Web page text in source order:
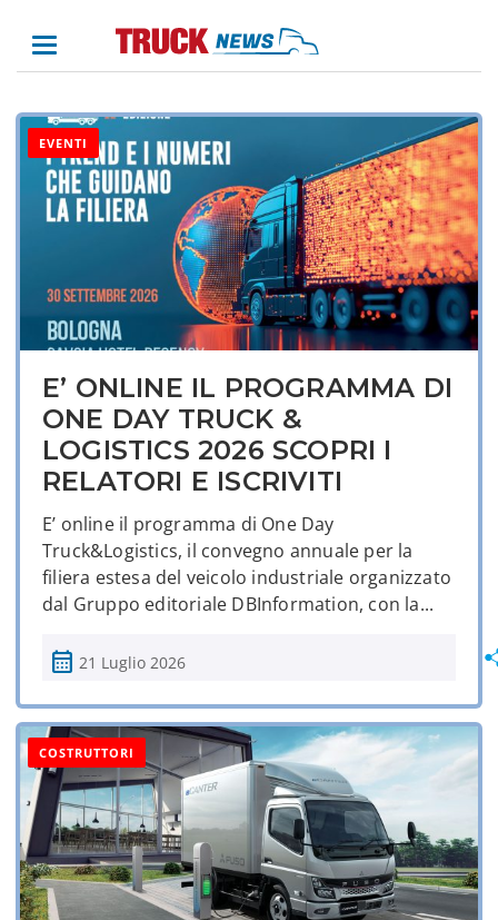
EVENTI
E’ ONLINE IL PROGRAMMA DI
ONE DAY TRUCK &
LOGISTICS 2026 SCOPRI I
RELATORI E ISCRIVITI
E’ online il programma di One Day
Truck&Logistics, il convegno annuale per la
filiera estesa del veicolo industriale organizzato
dal Gruppo editoriale DBInformation, con la...
calendar_month 21 Luglio 2026
COSTRUTTORI